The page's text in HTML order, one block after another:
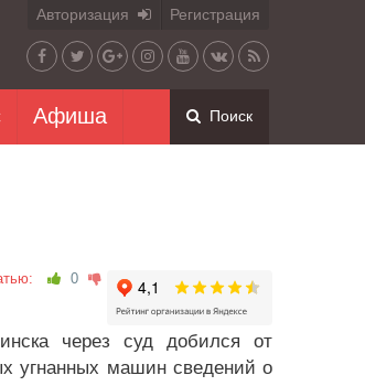
Авторизация Регистрация
Афиша Поиск
0
через суд добился от
угнанных машин сведений о